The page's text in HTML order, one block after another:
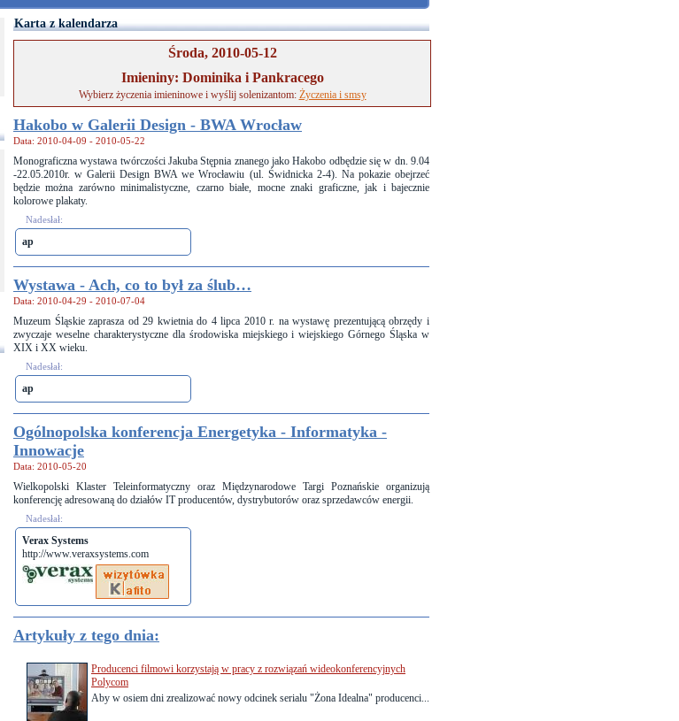
Karta z kalendarza
Środa, 2010-05-12
Imieniny: Dominika i Pankracego
Wybierz życzenia imieninowe i wyślij solenizantom: Życzenia i smsy
Hakobo w Galerii Design - BWA Wrocław
Data: 2010-04-09 - 2010-05-22
Monograficzna wystawa twórczości Jakuba Stępnia znanego jako Hakobo odbędzie się w dn. 9.04
-22.05.2010r. w Galerii Design BWA we Wrocławiu (ul. Świdnicka 2-4). Na pokazie obejrzeć
będzie można zarówno minimalistyczne, czarno białe, mocne znaki graficzne, jak i bajecznie
kolorowe plakaty.
Nadesłał:
ap
Wystawa - Ach, co to był za ślub…
Data: 2010-04-29 - 2010-07-04
Muzeum Śląskie zaprasza od 29 kwietnia do 4 lipca 2010 r. na wystawę prezentującą obrzędy i
zwyczaje weselne charakterystyczne dla środowiska miejskiego i wiejskiego Górnego Śląska w
XIX i XX wieku.
Nadesłał:
ap
Ogólnopolska konferencja Energetyka - Informatyka -
Innowacje
Data: 2010-05-20
Wielkopolski Klaster Teleinformatyczny oraz Międzynarodowe Targi Poznańskie organizują
konferencję adresowaną do działów IT producentów, dystrybutorów oraz sprzedawców energii.
Nadesłał:
Verax Systems
http://www.veraxsystems.com
Artykuły z tego dnia:
Producenci filmowi korzystają w pracy z rozwiązań wideokonferencyjnych
Polycom
Aby w osiem dni zrealizować nowy odcinek serialu "Żona Idealna" producenci...